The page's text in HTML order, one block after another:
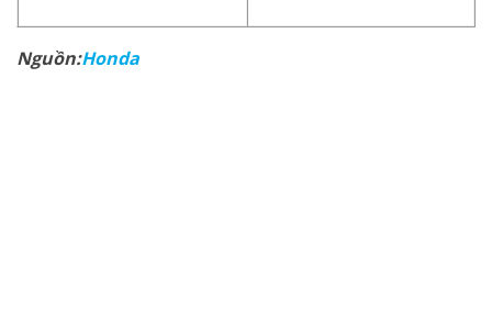
Nguồn:Honda